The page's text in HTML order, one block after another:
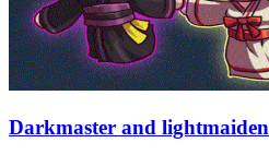
Darkmaster and lightmaiden